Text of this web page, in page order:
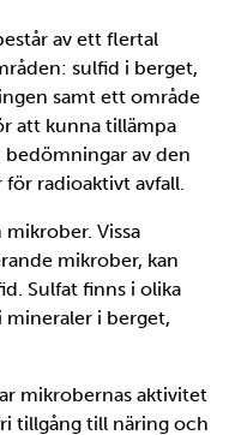
av ett flertal
sulfid i berget,
samt ett område
att kunna tillämpa
av den
radioaktivt avfall.
Vissa
mikrober, kan
Sulfat finns i olika
mineraler i berget,
mikrobernas aktivitet
tillgång till näring och